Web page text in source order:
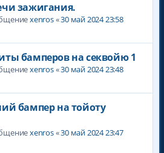
зажигания.
xenros«30 май 2024 23:58
бамперов на секвойю 1
xenros«30 май 2024 23:48
бампер на тойоту
xenros«30 май 2024 23:47